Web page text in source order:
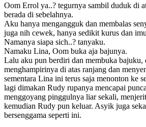
Oom Errol ya..? tegurnya sambil duduk di
berada di sebelahnya.
Aku hanya mengangguk dan membalas
juga nih cewek, hanya sedikit kurus dan
Namanya siapa sich..? tanyaku.
Namaku Lina, Oom buka aja bajunya.
Lalu aku pun berdiri dan membuka bajuku,
menghampirinya di atas ranjang dan
sementara Lina ini terus saja menonton ke
lagi dimakan Rudy rupanya mencapai
menggoyang pinggulnya liar sekali,
kemudian Rudy pun keluar. Asyik juga
bersenggama seperti ini.